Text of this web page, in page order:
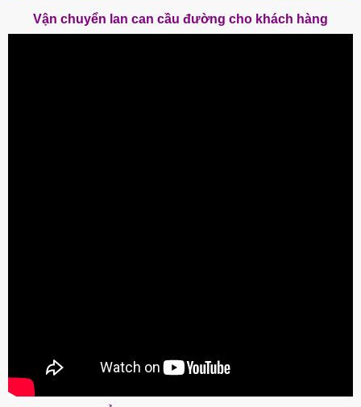
Vận chuyển lan can cầu đường cho khách hàng